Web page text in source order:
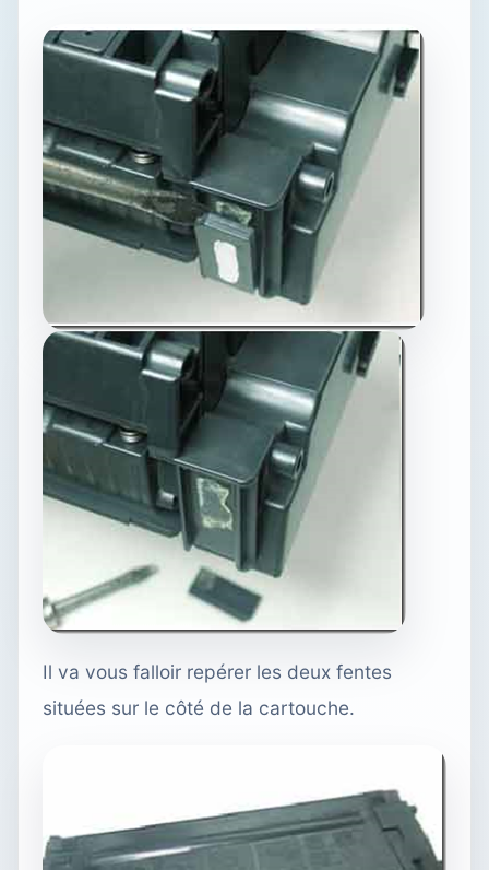
Il va vous falloir repérer les deux fentes
situées sur le côté de la cartouche.